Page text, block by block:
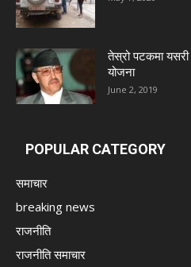
तेस्रो पटकमा
योजना
June 2, 2019
POPULAR CATEGORY
समाचार
breaking news
राजनीति
राजनीति समाचार